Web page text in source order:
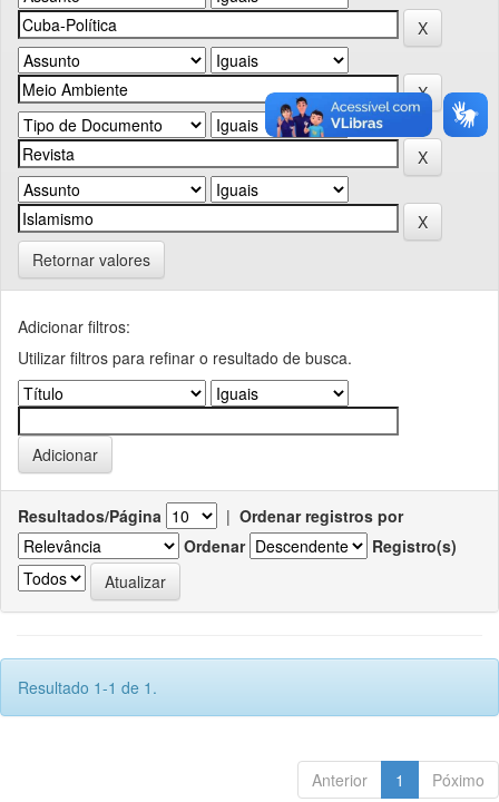
Retornar valores
Adicionar filtros:
Utilizar filtros para refinar o resultado de busca.
Resultados/Página | Ordenar registros por
Ordenar
Registro(s)
Resultado 1-1 de 1.
Anterior 1 Póximo